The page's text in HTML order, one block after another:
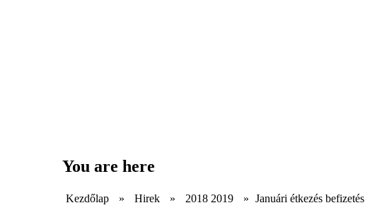
You are here
Kezdőlap » Hirek » 2018 2019 » Januári étkezés befizetés